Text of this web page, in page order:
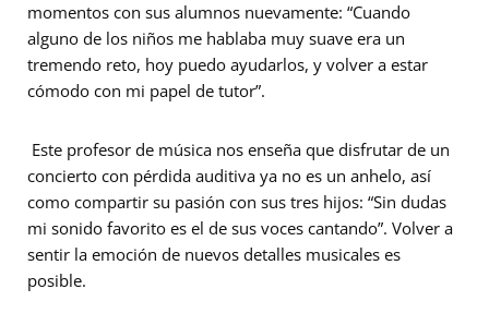
momentos con sus alumnos nuevamente: “Cuando
alguno de los niños me hablaba muy suave era un
tremendo reto, hoy puedo ayudarlos, y volver a estar
cómodo con mi papel de tutor”.
Este profesor de música nos enseña que disfrutar de un
concierto con pérdida auditiva ya no es un anhelo, así
como compartir su pasión con sus tres hijos: “Sin dudas
mi sonido favorito es el de sus voces cantando”. Volver a
sentir la emoción de nuevos detalles musicales es
posible.